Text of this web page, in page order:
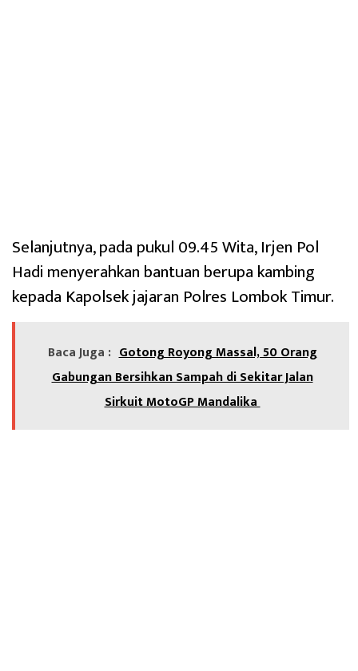
Selanjutnya, pada pukul 09.45 Wita, Irjen Pol
Hadi menyerahkan bantuan berupa kambing
kepada Kapolsek jajaran Polres Lombok Timur.
Baca Juga : Gotong Royong Massal, 50 Orang
Gabungan Bersihkan Sampah di Sekitar Jalan
Sirkuit MotoGP Mandalika